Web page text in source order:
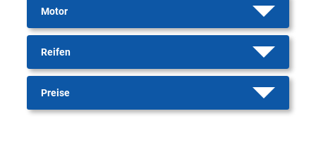
Motor
Reifen
Preise